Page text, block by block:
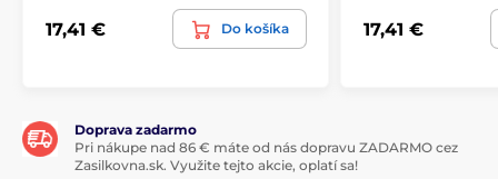
17,41 € Do košíka 17,41 €
Doprava zadarmo
Pri nákupe nad 86 € máte od nás dopravu ZADARMO cez
Zasilkovna.sk. Využite tejto akcie, oplatí sa!